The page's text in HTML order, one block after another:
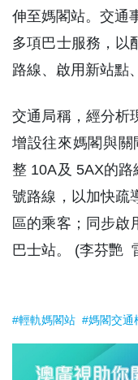
伸至媽閣站。交通
多項巴士服務，以
路線、啟用新站點
交通局稱，經分析
增設往來媽閣與關
整 10A及 5AX的
號路線，以加快疏
區的乘客；同步啟
巴士站。 (李芬艷
#輕軌媽閣站 #媽閣交通